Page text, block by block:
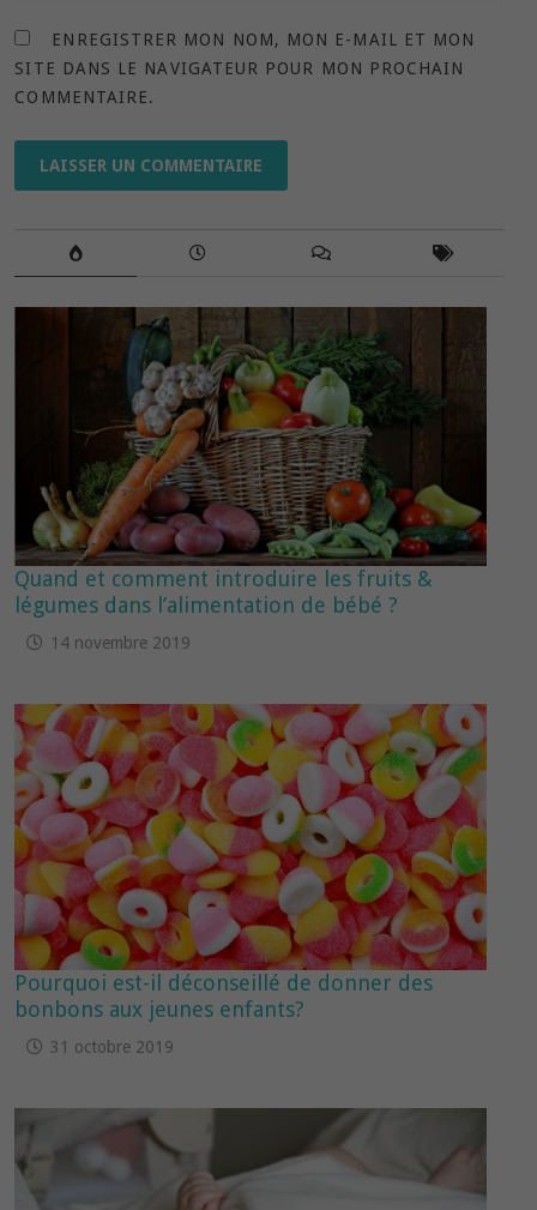
ENREGISTRER MON NOM, MON E-MAIL ET MON
SITE DANS LE NAVIGATEUR POUR MON PROCHAIN
COMMENTAIRE.
Quand et comment introduire les fruits &
légumes dans l’alimentation de bébé ?
14 novembre 2019
Pourquoi est-il déconseillé de donner des
bonbons aux jeunes enfants?
31 octobre 2019